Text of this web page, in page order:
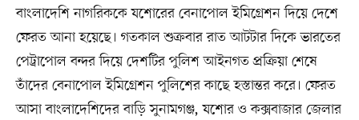
বাংলাদেশি নাগরিককে যশোরের বেনাপোল ইমিগ্রেশন দিয়ে দেশে
ফেরত আনা হয়েছে। গতকাল শুক্রবার রাত আটটার দিকে ভারতের
পেট্রাপোল বন্দর দিয়ে দেশটির পুলিশ আইনগত প্রক্রিয়া শেষে
তাঁদের বেনাপোল ইমিগ্রেশন পুলিশের কাছে হস্তান্তর করে। ফেরত
আসা বাংলাদেশিদের বাড়ি সুনামগঞ্জ, যশোর ও কক্সবাজার জেলার